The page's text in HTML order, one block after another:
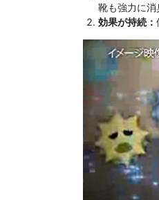
靴も強力に消
効果が持続：